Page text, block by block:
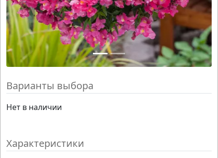
Варианты выбора
Нет в наличии
Характеристики